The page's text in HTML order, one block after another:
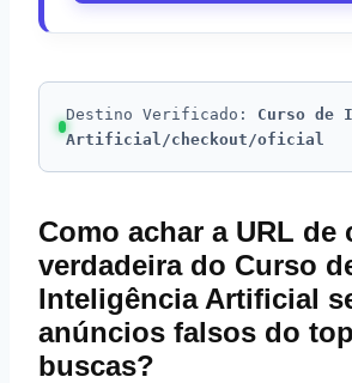
Destino Verificado: Curso de
Artificial/checkout/oficial
Como achar a URL de
verdadeira do Curso
Inteligência Artificial
anúncios falsos do
buscas?